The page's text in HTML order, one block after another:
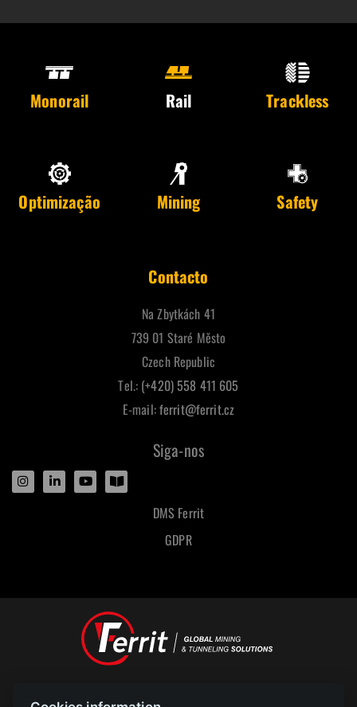
Monorail Rail Trackless
Optimização Mining Safety
Contacto
Na Zbytkách 41
739 01 Staré Město
Czech Republic
Tel.: (+420) 558 411 605
E-mail:ferrit@ferrit.cz
Siga-nos
DMS Ferrit
GDPR